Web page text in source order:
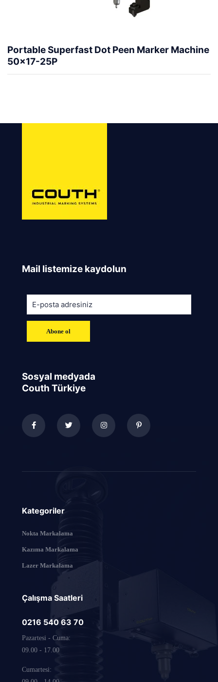
Portable Superfast Dot Peen Marker Machine
50×17-25P
Mail listemize kaydolun
Sosyal medyada
Couth Türkiye
Kategoriler
Nokta Markalama
Kazıma Markalama
Lazer Markalama
Çalışma Saatleri
0216 540 63 70
Pazartesi - Cuma:
09.00 - 17.00
Cumartesi: